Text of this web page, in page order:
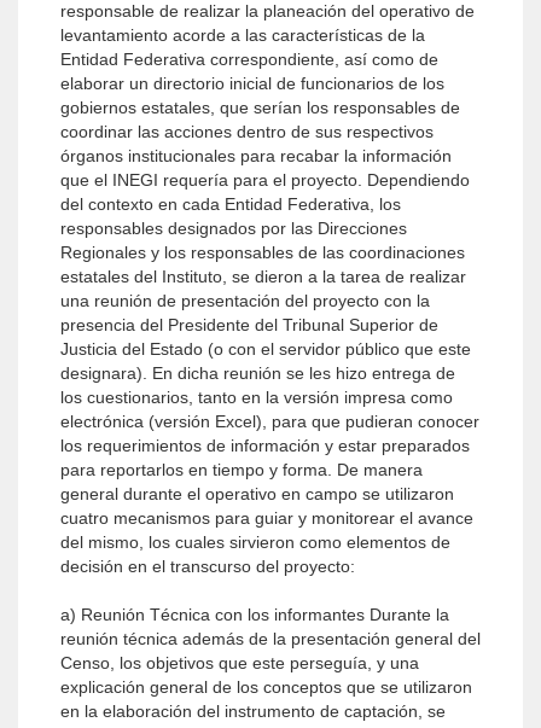
responsable de realizar la planeación del operativo de
levantamiento acorde a las características de la
Entidad Federativa correspondiente, así como de
elaborar un directorio inicial de funcionarios de los
gobiernos estatales, que serían los responsables de
coordinar las acciones dentro de sus respectivos
órganos institucionales para recabar la información
que el INEGI requería para el proyecto. Dependiendo
del contexto en cada Entidad Federativa, los
responsables designados por las Direcciones
Regionales y los responsables de las coordinaciones
estatales del Instituto, se dieron a la tarea de realizar
una reunión de presentación del proyecto con la
presencia del Presidente del Tribunal Superior de
Justicia del Estado (o con el servidor público que este
designara). En dicha reunión se les hizo entrega de
los cuestionarios, tanto en la versión impresa como
electrónica (versión Excel), para que pudieran conocer
los requerimientos de información y estar preparados
para reportarlos en tiempo y forma. De manera
general durante el operativo en campo se utilizaron
cuatro mecanismos para guiar y monitorear el avance
del mismo, los cuales sirvieron como elementos de
decisión en el transcurso del proyecto:
a) Reunión Técnica con los informantes Durante la
reunión técnica además de la presentación general del
Censo, los objetivos que este perseguía, y una
explicación general de los conceptos que se utilizaron
en la elaboración del instrumento de captación, se